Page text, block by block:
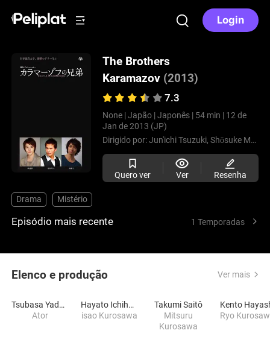
Login
The Brothers
Karamazov (2013)
7.3
None | Japão | Japonês | 54 min | 12 de
Jan de 2013 (JP)
Dirigido por:Jun'ichi Tsuzuki, Shōsuke Murakami,
Quero ver Ver Resenha
Drama Mistério
Episódio mais recente 1 Temporadas
Elenco e produção Ver mais
Tsubasa Yadome
Ator
Hayato Ichihara
isao Kurosawa
Takumi Saitô
Mitsuru
Kurosawa
Kento
Ryo